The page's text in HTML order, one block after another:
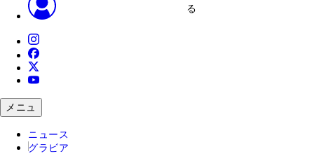
る
メニュ
ニュース
グラビア